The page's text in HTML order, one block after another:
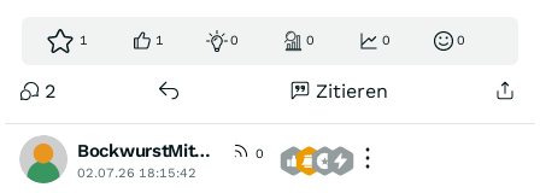
1 1 0 0 0 0
2 Zitieren
BockwurstMitMostrich
0
02.07.26 18:15:42